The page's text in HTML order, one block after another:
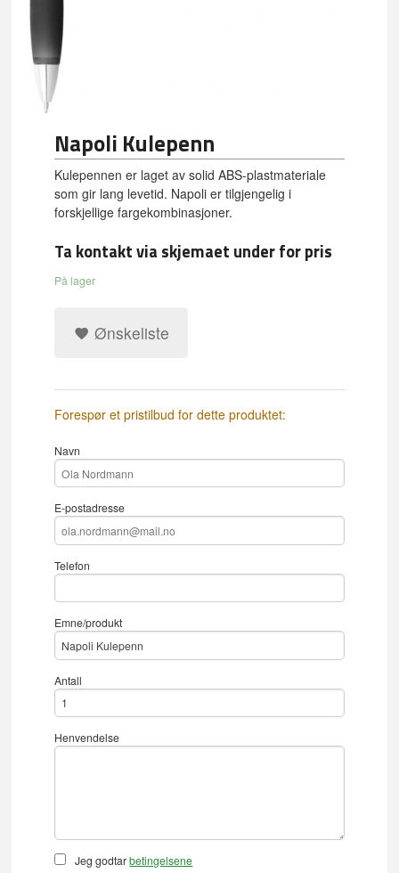
Napoli Kulepenn
Kulepennen er laget av solid ABS-plastmateriale
som gir lang levetid. Napoli er tilgjengelig i
forskjellige fargekombinasjoner.
Ta kontakt via skjemaet under for pris
På lager
Ønskeliste
Forespør et pristilbud for dette produktet:
Navn
E-postadresse
Telefon
Emne/produkt
Antall
Henvendelse
Jeg godtarbetingelsene